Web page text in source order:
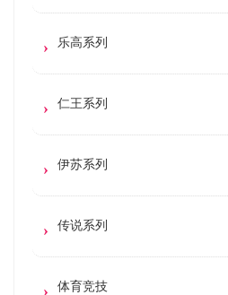
乐高系列
仁王系列
伊苏系列
传说系列
体育竞技